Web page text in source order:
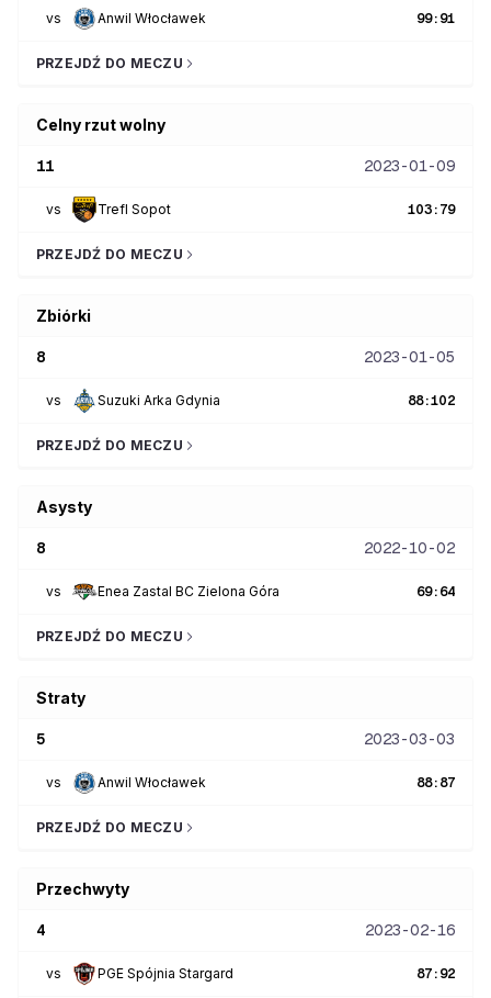
vs Anwil Włocławek 99: 91
PRZEJDŹ DO MECZU
Celny rzut wolny
11 2023-01-09
vs Trefl Sopot 103 : 79
PRZEJDŹ DO MECZU
Zbiórki
8 2023-01-05
vs Suzuki Arka Gdynia 88:102
PRZEJDŹ DO MECZU
Asysty
8 2022-10-02
vs Enea Zastal BC Zielona Góra 69: 64
PRZEJDŹ DO MECZU
Straty
5 2023-03-03
vs Anwil Włocławek 88: 87
PRZEJDŹ DO MECZU
Przechwyty
4 2023-02-16
vs PGE Spójnia Stargard 87 : 92